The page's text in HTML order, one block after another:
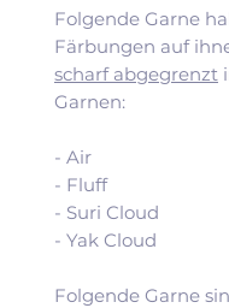
Folgende Garne
Färbungen auf
scharf abgegrenzt
Garnen:
- Air
- Fluff
- Suri Cloud
- Yak Cloud
Folgende Garne